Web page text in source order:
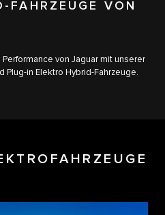
FAHRZEUGE​ VON
von Jaguar mit unserer
Plug-in Elektro Hybrid-Fahrzeuge.